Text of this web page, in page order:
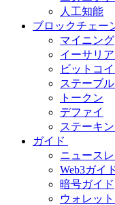
人工知能
ブロックチェー
マイニング
イーサリ
ビットコ
ステーブ
トークン
デファイ
ステーキ
ガイド
ニュース
Web3ガイ
暗号ガイド
ウォレッ